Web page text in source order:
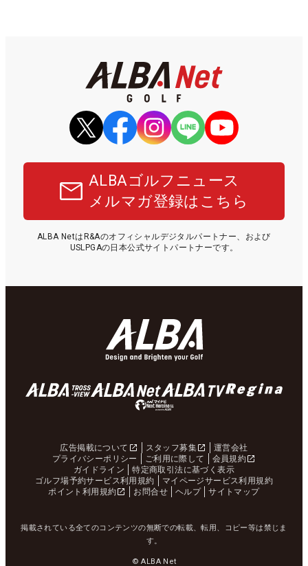
ALBAゴルフニュース
メルマガ登録はこちら
ALBA NetはR&Aのオフィシャルデジタルパートナー、および
USLPGAの日本公式サイトパートナーです。
広告掲載について スタッフ募集
運営会社
プライバシーポリシー
ご利用に際して
会員規約
ガイドライン
特定商取引法に基づく表示
ゴルフ場予約サービス利用規約
マイページサービス利用規約
ポイント利用規約
お問合せ ヘルプ サイトマップ
掲載されている全てのコンテンツの無断での転載、転用、コピー等は禁じま
す。
© ALBA Net